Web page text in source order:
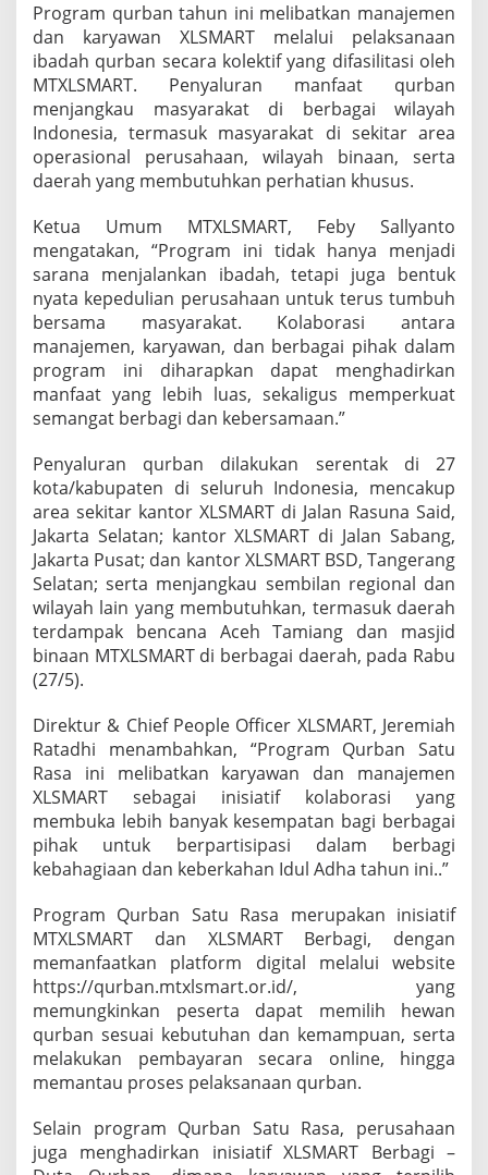
Program qurban tahun ini melibatkan manajemen
dan karyawan XLSMART melalui pelaksanaan
ibadah qurban secara kolektif yang difasilitasi oleh
MTXLSMART. Penyaluran manfaat qurban
menjangkau masyarakat di berbagai wilayah
Indonesia, termasuk masyarakat di sekitar area
operasional perusahaan, wilayah binaan, serta
daerah yang membutuhkan perhatian khusus.
Ketua Umum MTXLSMART, Feby Sallyanto
mengatakan, “Program ini tidak hanya menjadi
sarana menjalankan ibadah, tetapi juga bentuk
nyata kepedulian perusahaan untuk terus tumbuh
bersama masyarakat. Kolaborasi antara
manajemen, karyawan, dan berbagai pihak dalam
program ini diharapkan dapat menghadirkan
manfaat yang lebih luas, sekaligus memperkuat
semangat berbagi dan kebersamaan.”
Penyaluran qurban dilakukan serentak di 27
kota/kabupaten di seluruh Indonesia, mencakup
area sekitar kantor XLSMART di Jalan Rasuna Said,
Jakarta Selatan; kantor XLSMART di Jalan Sabang,
Jakarta Pusat; dan kantor XLSMART BSD, Tangerang
Selatan; serta menjangkau sembilan regional dan
wilayah lain yang membutuhkan, termasuk daerah
terdampak bencana Aceh Tamiang dan masjid
binaan MTXLSMART di berbagai daerah, pada Rabu
(27/5).
Direktur & Chief People Officer XLSMART, Jeremiah
Ratadhi menambahkan, “Program Qurban Satu
Rasa ini melibatkan karyawan dan manajemen
XLSMART sebagai inisiatif kolaborasi yang
membuka lebih banyak kesempatan bagi berbagai
pihak untuk berpartisipasi dalam berbagi
kebahagiaan dan keberkahan Idul Adha tahun ini..”
Program Qurban Satu Rasa merupakan inisiatif
MTXLSMART dan XLSMART Berbagi, dengan
memanfaatkan platform digital melalui website
https://qurban.mtxlsmart.or.id/, yang
memungkinkan peserta dapat memilih hewan
qurban sesuai kebutuhan dan kemampuan, serta
melakukan pembayaran secara online, hingga
memantau proses pelaksanaan qurban.
Selain program Qurban Satu Rasa, perusahaan
juga menghadirkan inisiatif XLSMART Berbagi –